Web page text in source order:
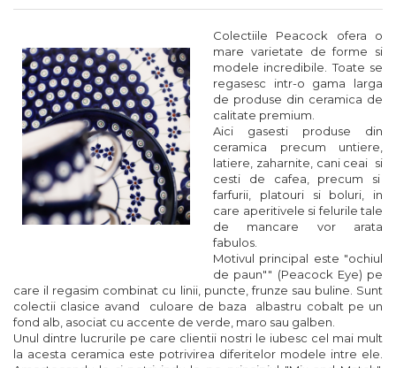
Colectiile Peacock ofera o
mare varietate de forme si
modele incredibile. Toate se
regasesc intr-o gama larga
de produse din ceramica de
calitate premium.
Aici gasesti produse din
ceramica precum untiere,
latiere, zaharnite, cani ceai si
cesti de cafea, precum si
farfurii, platouri si boluri, in
care aperitivele si felurile tale
de mancare vor arata
fabulos.
Motivul principal este "ochiul
de paun"" (Peacock Eye) pe
care il regasim combinat cu linii, puncte, frunze sau buline. Sunt
colectii clasice avand culoare de baza albastru cobalt pe un
fond alb, asociat cu accente de verde, maro sau galben.
Unul dintre lucrurile pe care clientii nostri le iubesc cel mai mult
la acesta ceramica este potrivirea diferitelor modele intre ele.